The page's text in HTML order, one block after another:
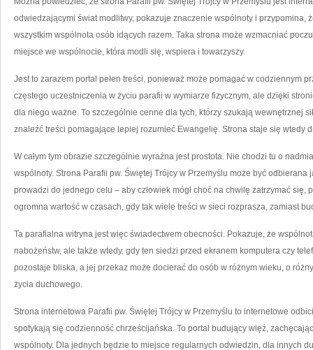
odwiedzającymi świat modlitwy, pokazuje znaczenie wspólnoty i przypomina,
wszystkim wspólnota osób idących razem. Taka strona może wzmacniać
miejsce we wspólnocie, która modli się, wspiera i towarzyszy.
Jest to zarazem portal pełen treści, ponieważ może pomagać w codziennym
częstego uczestniczenia w życiu parafii w wymiarze fizycznym, ale dzięki
dla niego ważne. To szczególnie cenne dla tych, którzy szukają wewnętrznej
znaleźć treści pomagające lepiej rozumieć Ewangelię. Strona staje się wtedy
W całym tym obrazie szczególnie wyraźna jest prostota. Nie chodzi tu o
wspólnoty. Strona Parafii pw. Świętej Trójcy w Przemyślu może być odbierana
prowadzi do jednego celu – aby człowiek mógł choć na chwilę zatrzymać się,
ogromna wartość w czasach, gdy tak wiele treści w sieci rozprasza, zamiast
Ta parafialna witryna jest więc świadectwem obecności. Pokazuje, że
nabożeństw, ale także wtedy, gdy ten siedzi przed ekranem komputera czy
pozostaje bliska, a jej przekaz może docierać do osób w różnym wieku, o
życia duchowego.
Strona internetowa Parafii pw. Świętej Trójcy w Przemyślu to internetowe
spotykają się codzienność chrześcijańska. To portal budujący więź,
wspólnoty. Dla jednych będzie to miejsce regularnych odwiedzin, dla innych